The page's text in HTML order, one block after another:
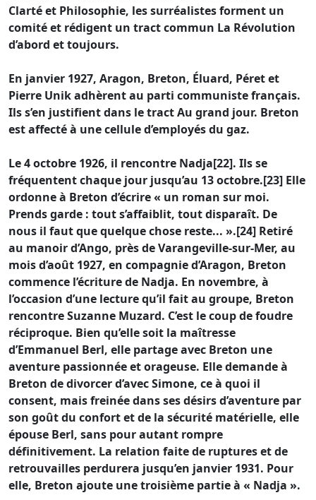
Clarté et Philosophie, les surréalistes forment un
comité et rédigent un tract commun La Révolution
d’abord et toujours.
En janvier 1927, Aragon, Breton, Éluard, Péret et
Pierre Unik adhèrent au parti communiste français.
Ils s’en justifient dans le tract Au grand jour. Breton
est affecté à une cellule d’employés du gaz.
Le 4 octobre 1926, il rencontre Nadja[22]. Ils se
fréquentent chaque jour jusqu’au 13 octobre.[23] Elle
ordonne à Breton d’écrire « un roman sur moi.
Prends garde : tout s’affaiblit, tout disparaît. De
nous il faut que quelque chose reste... ».[24] Retiré
au manoir d’Ango, près de Varangeville-sur-Mer, au
mois d’août 1927, en compagnie d’Aragon, Breton
commence l’écriture de Nadja. En novembre, à
l’occasion d’une lecture qu’il fait au groupe, Breton
rencontre Suzanne Muzard. C’est le coup de foudre
réciproque. Bien qu’elle soit la maîtresse
d’Emmanuel Berl, elle partage avec Breton une
aventure passionnée et orageuse. Elle demande à
Breton de divorcer d’avec Simone, ce à quoi il
consent, mais freinée dans ses désirs d’aventure par
son goût du confort et de la sécurité matérielle, elle
épouse Berl, sans pour autant rompre
définitivement. La relation faite de ruptures et de
retrouvailles perdurera jusqu’en janvier 1931. Pour
elle, Breton ajoute une troisième partie à « Nadja ».